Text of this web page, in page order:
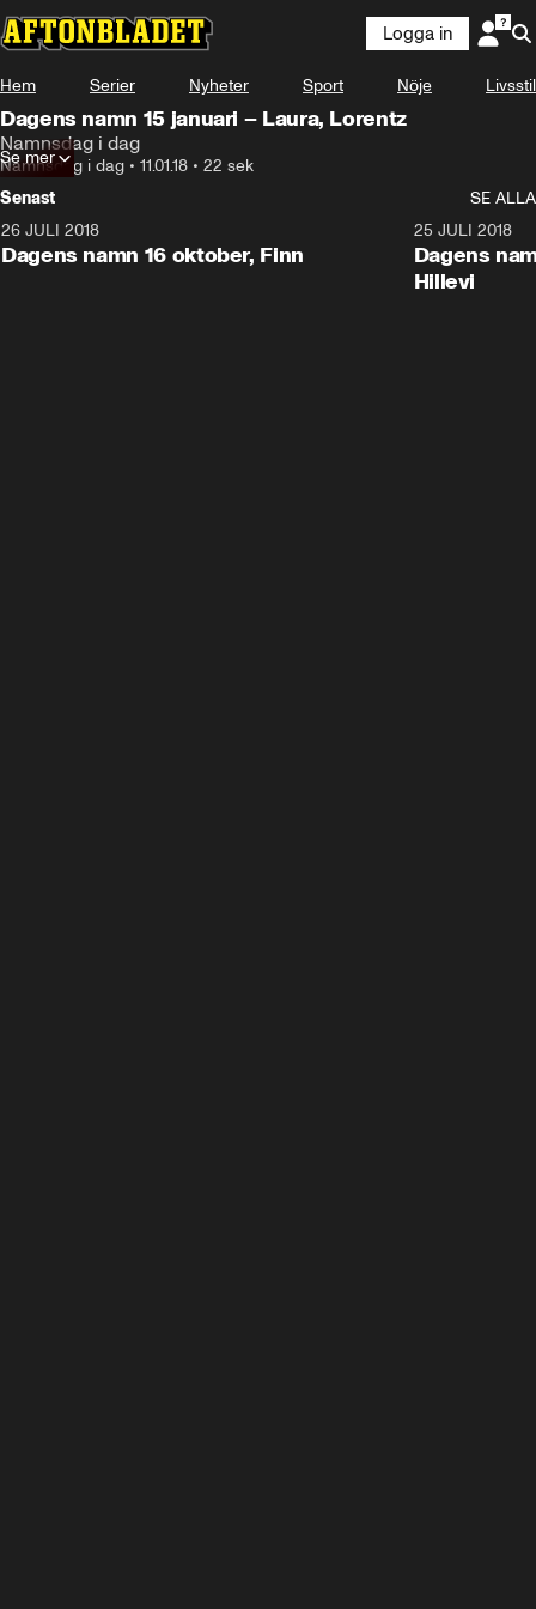
Logga in
Hem Serier Nyheter Sport Nöje Livsstil
Dagens namn 15 januari – Laura, Lorentz
Namnsdag i dag
Namnsdag i dag • 11.01.18 • 22 sek
Se mer
Senast
SE ALLA
26 JULI 2018
Dagens namn 16 oktober, Finn
25 JULI 2018
Dagens
Hillevi